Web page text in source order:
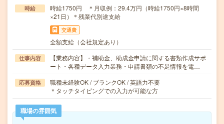
時給
時給1750円 ＊月収例：29.4万円（時給1750円×8時間
×21日）＊残業代別途支給
交通費
全額支給（会社規定あり）
仕事内容
【業務内容】・補助金、助成金申請に関する書類作成サポ
ート・各種データ入力業務・申請書類の不足情報を電…
応募資格
職種未経験OK / ブランクOK / 英語力不要
＊タッチタイピングでの入力が可能な方
職場の雰囲気